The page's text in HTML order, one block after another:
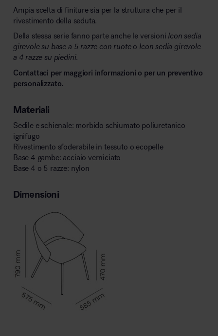
Ampia scelta di finiture sia per la struttura che per il
rivestimento della seduta.
Della stessa serie fanno parte anche le versioni Icon sedia
girevole su base a 5 razze con ruoteo Icon sedia girevole
a 4 razze su piedini.
Contattaci per maggiori informazioni o per un preventivo
personalizzato.
Materiali
Sedile e schienale: morbido schiumato poliuretanico
ignifugo
Rivestimento sfoderabile in tessuto o ecopelle
Base 4 gambe: acciaio verniciato
Base 4 o 5 razze: nylon
Dimensioni